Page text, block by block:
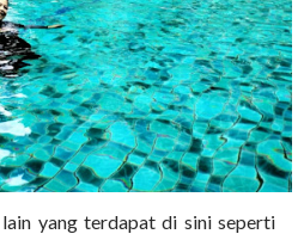
yang terdapat di sini seperti